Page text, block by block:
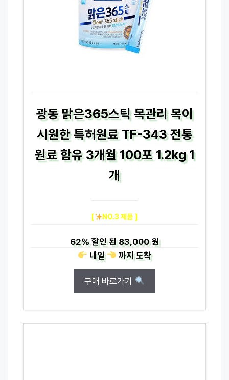
광동 맑은365스틱 목관리 목이
시원한 특허원료 TF-343 전통
원료 함유 3개월 100포 1.2kg 1
개
[ NO.3 제품 ]
62%할인 된83,000 원
내일
까지도착
구매 바로가기